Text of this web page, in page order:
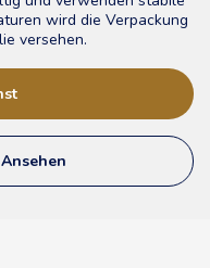
wird die Verpackung
versehen.